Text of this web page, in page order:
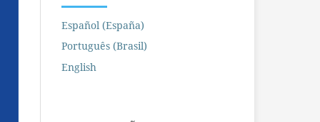
Español (España)
Português (Brasil)
English